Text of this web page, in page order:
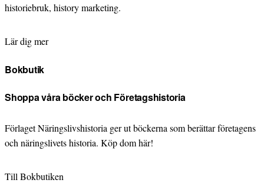
historiebruk, history marketing.
Lär dig mer
Bokbutik
Shoppa våra böcker och Företagshistoria
Förlaget Näringslivshistoria ger ut böckerna som berättar företagens
och näringslivets historia. Köp dom här!
Till Bokbutiken